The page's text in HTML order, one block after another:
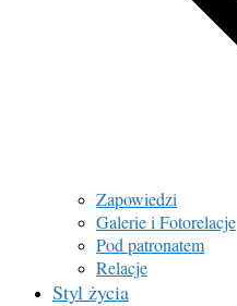
Zapowiedzi
Galerie i Fotorelacje
Pod patronatem
Relacje
Styl życia